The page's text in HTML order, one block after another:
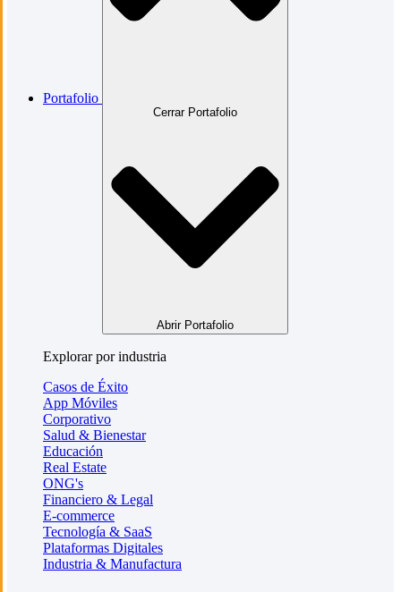
Portafolio
Cerrar Portafolio
Abrir Portafolio
Explorar por industria
Casos de Éxito
App Móviles
Corporativo
Salud & Bienestar
Educación
Real Estate
ONG's
Financiero & Legal
E-commerce
Tecnología & SaaS
Plataformas Digitales
Industria & Manufactura